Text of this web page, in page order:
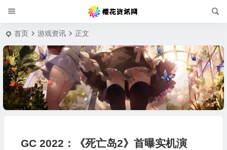
首页 游戏资讯 正文
GC 2022：《死亡岛2》首曝实机演